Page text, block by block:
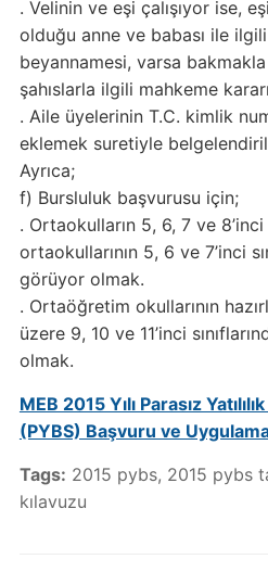
. Velinin ve eşi çalışıyor ise,
olduğu anne ve babası ile
beyannamesi, varsa
şahıslarla ilgili mahkeme
. Aile üyelerinin T.C. kimlik
eklemek suretiyle
Ayrıca;
f) Bursluluk başvurusu için;
. Ortaokulların 5, 6, 7 ve
ortaokullarının 5, 6 ve 7’inci
görüyor olmak.
. Ortaöğretim okullarının
üzere 9, 10 ve 11’inci
olmak.
MEB 2015 Yılı Parasız
(PYBS) Başvuru ve
Tags: 2015 pybs, 2015 pybs
kılavuzu